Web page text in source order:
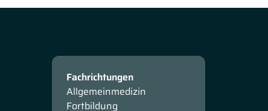
Fachrichtungen
Allgemeinmedizin
Fortbildung